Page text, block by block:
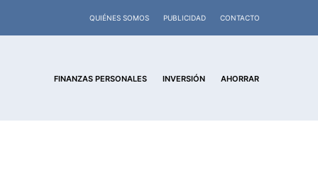
QUIÉNES SOMOS PUBLICIDAD CONTACTO
FINANZAS PERSONALES INVERSIÓN AHORRAR